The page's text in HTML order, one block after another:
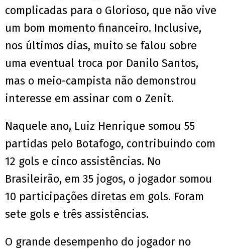
complicadas para o Glorioso, que não vive
um bom momento financeiro. Inclusive,
nos últimos dias, muito se falou sobre
uma eventual troca por Danilo Santos,
mas o meio-campista não demonstrou
interesse em assinar com o Zenit.
Naquele ano, Luiz Henrique somou 55
partidas pelo Botafogo, contribuindo com
12 gols e cinco assistências. No
Brasileirão, em 35 jogos, o jogador somou
10 participações diretas em gols. Foram
sete gols e três assistências.
O grande desempenho do jogador no